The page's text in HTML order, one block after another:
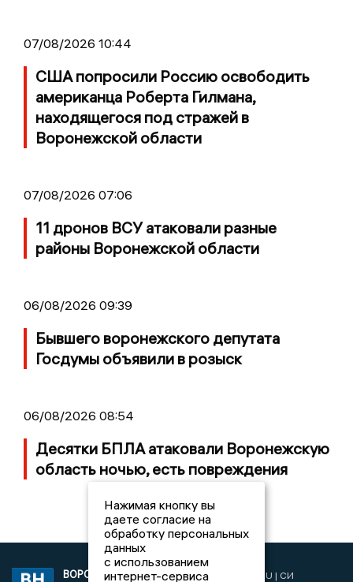
07/08/2026 10:44
США попросили Россию освободить
американца Роберта Гилмана,
находящегося под стражей в
Воронежской области
07/08/2026 07:06
11 дронов ВСУ атаковали разные
районы Воронежской области
06/08/2026 09:39
Бывшего воронежского депутата
Госдумы объявили в розыск
06/08/2026 08:54
Десятки БПЛА атаковали Воронежскую
область ночью, есть повреждения
ВОРОНЕЖСКИЕ2019 © VORONEZHNEWS.RU | СИ
Нажимая кнопку вы
даете согласие на
обработку персональных
данных
с использованием
интернет-сервиса